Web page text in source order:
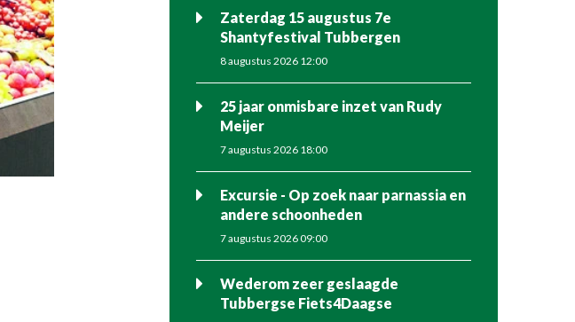
Zaterdag 15 augustus 7e
Shantyfestival Tubbergen
8 augustus 2026 12:00
25 jaar onmisbare inzet van Rudy
Meijer
7 augustus 2026 18:00
Excursie - Op zoek naar parnassia en
andere schoonheden
7 augustus 2026 09:00
Wederom zeer geslaagde
Tubbergse Fiets4Daagse